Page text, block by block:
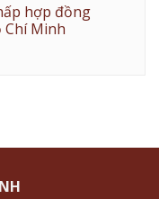
hợp đồng
Chí Minh